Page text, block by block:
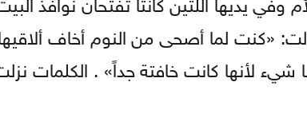
«كنت لما أصحى من النوم أخاف
لأنها كانت خافتة جداً» . الكلمات